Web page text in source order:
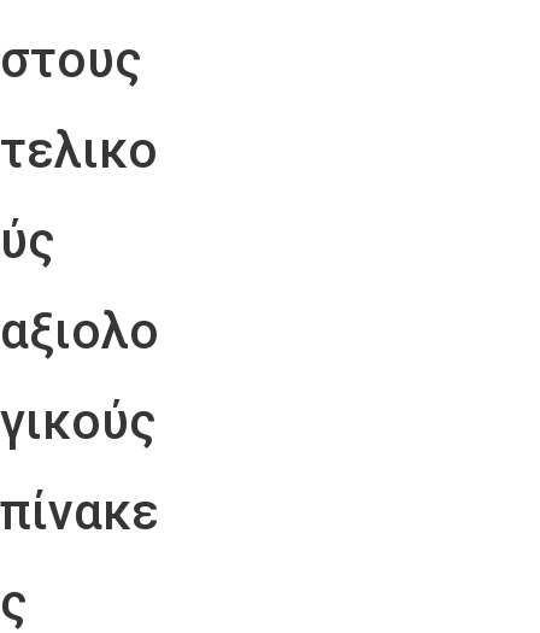
στους
τελικο
ύς
αξιολο
γικούς
πίνακε
ς